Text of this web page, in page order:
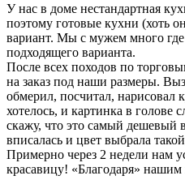
У нас в доме нестандартная
поэтому готовые кухни (хоть
вариант. Мы с мужем много
подходящего варианта.
После всех походов по
на заказ под наши размеры.
обмерил, посчитал, нарисовал
хотелось, и картинка в голове
скажу, что это самый дешевый
вписалась и цвет выбрала
Примерно через 2 недели нам
красавицу! «Благодаря»